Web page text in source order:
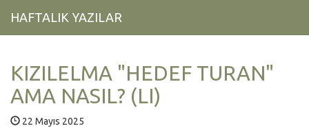
HAFTALIK YAZILAR
KIZILELMA "HEDEF TURAN"
AMA NASIL? (LI)
22 Mayıs 2025